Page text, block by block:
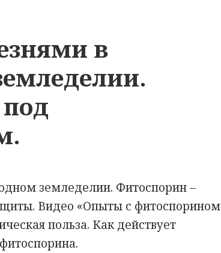
в
земледелии. Фитоспорин –
Видео «Опыты с фитоспорином
польза. Как действует